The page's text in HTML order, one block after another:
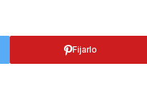
Fijarlo